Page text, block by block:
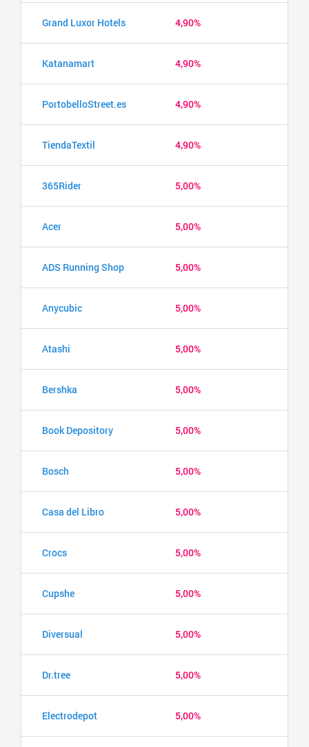
Grand Luxor Hotels 4,90%
Katanamart 4,90%
PortobelloStreet.es 4,90%
TiendaTextil 4,90%
365Rider 5,00%
Acer 5,00%
ADS Running Shop 5,00%
Anycubic 5,00%
Atashi 5,00%
Bershka 5,00%
Book Depository 5,00%
Bosch 5,00%
Casa del Libro 5,00%
Crocs 5,00%
Cupshe 5,00%
Diversual 5,00%
Dr.tree 5,00%
Electrodepot 5,00%